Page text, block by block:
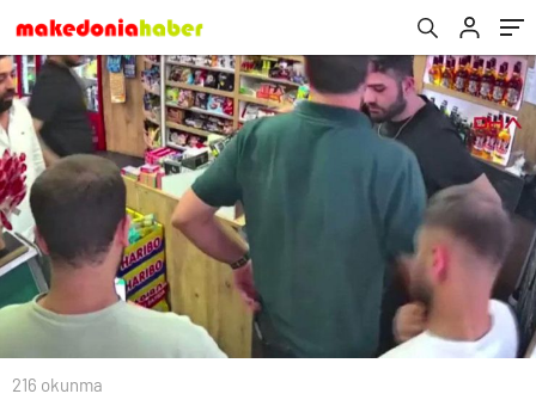
216 okunma